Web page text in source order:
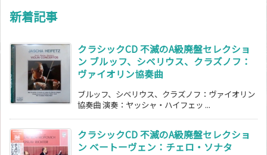
新着記事
クラシックCD 不滅のA級廃盤セレクショ
ン ブルッフ、シベリウス、クラズノフ：
ヴァイオリン協奏曲
ブルッフ、シベリウス、クラズノフ：ヴァイオリン
協奏曲 演奏：ヤッシャ・ハイフェッ ...
クラシックCD 不滅のA級廃盤セレクショ
ン ベートーヴェン：チェロ・ソナタ